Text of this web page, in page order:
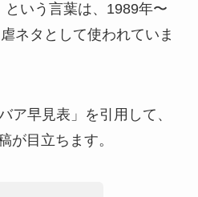
という言葉は、1989年〜
ネタとして使われていま
ア早見表」を引用して、
が目立ちます。